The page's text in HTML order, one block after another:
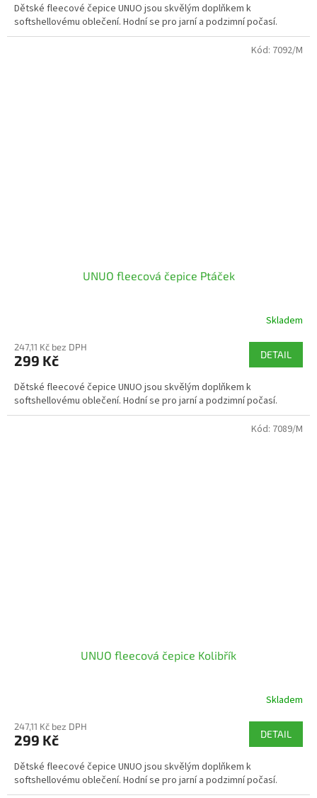
Dětské fleecové čepice UNUO jsou skvělým doplňkem k
softshellovému oblečení. Hodní se pro jarní a podzimní počasí.
UNUO fleecová čepice Ptáček
Skladem
247,11 Kč bez DPH
299 Kč DETAIL
Dětské fleecové čepice UNUO jsou skvělým doplňkem k
softshellovému oblečení. Hodní se pro jarní a podzimní počasí.
Kód: 7092/M
UNUO fleecová čepice Kolibřík
Skladem
247,11 Kč bez DPH
299 Kč DETAIL
Dětské fleecové čepice UNUO jsou skvělým doplňkem k
softshellovému oblečení. Hodní se pro jarní a podzimní počasí.
Kód: 7089/M